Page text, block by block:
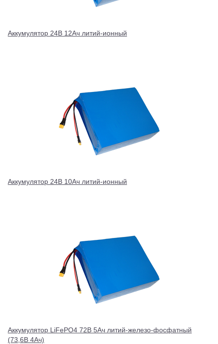
Аккумулятор 24В 12Ач литий-ионный
Аккумулятор 24В 10Ач литий-ионный
Аккумулятор LiFePO4 72В 5Ач литий-железо-фосфатный
(73,6В 4Ач)